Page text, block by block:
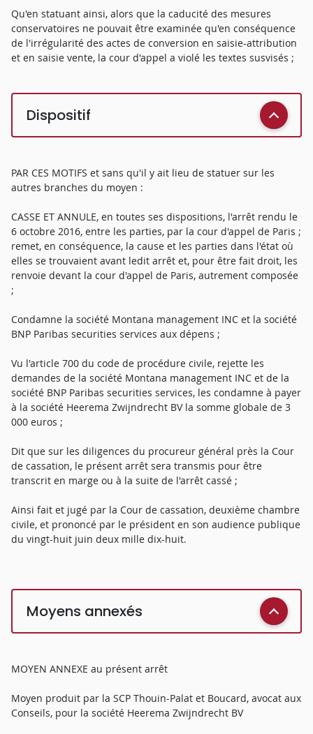
Qu'en statuant ainsi, alors que la caducité des mesures
conservatoires ne pouvait être examinée qu'en conséquence
de l'irrégularité des actes de conversion en saisie-attribution
et en saisie vente, la cour d'appel a violé les textes susvisés ;
Dispositif
PAR CES MOTIFS et sans qu'il y ait lieu de statuer sur les
autres branches du moyen :
CASSE ET ANNULE, en toutes ses dispositions, l'arrêt rendu le
6 octobre 2016, entre les parties, par la cour d'appel de Paris ;
remet, en conséquence, la cause et les parties dans l'état où
elles se trouvaient avant ledit arrêt et, pour être fait droit, les
renvoie devant la cour d'appel de Paris, autrement composée
;
Condamne la société Montana management INC et la société
BNP Paribas securities services aux dépens ;
Vu l'article 700 du code de procédure civile, rejette les
demandes de la société Montana management INC et de la
société BNP Paribas securities services, les condamne à payer
à la société Heerema Zwijndrecht BV la somme globale de 3
000 euros ;
Dit que sur les diligences du procureur général près la Cour
de cassation, le présent arrêt sera transmis pour être
transcrit en marge ou à la suite de l'arrêt cassé ;
Ainsi fait et jugé par la Cour de cassation, deuxième chambre
civile, et prononcé par le président en son audience publique
du vingt-huit juin deux mille dix-huit.
Moyens annexés
MOYEN ANNEXE au présent arrêt
Moyen produit par la SCP Thouin-Palat et Boucard, avocat aux
Conseils, pour la société Heerema Zwijndrecht BV